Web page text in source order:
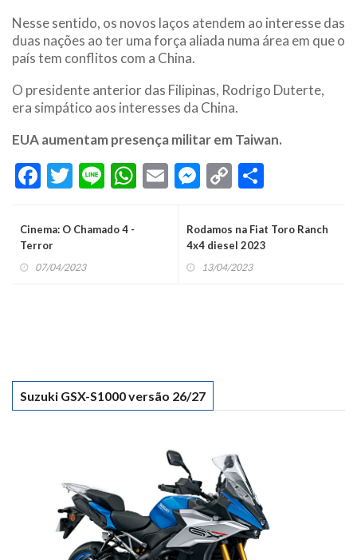
Nesse sentido, os novos laços atendem ao interesse das
duas nações ao ter uma força aliada numa área em que o
país tem conflitos com a China.
O presidente anterior das Filipinas, Rodrigo Duterte,
era simpático aos interesses da China.
EUA aumentam presença militar em Taiwan.
Facebook
Twitter
LineWhatsApp
EmailMessenger
Copy
Cinema: O Chamado 4 -
Terror
07/04/2023
Rodamos na Fiat Toro Ranch
4x4 diesel 2023
13/04/2023
Suzuki GSX-S1000 versão 26/27